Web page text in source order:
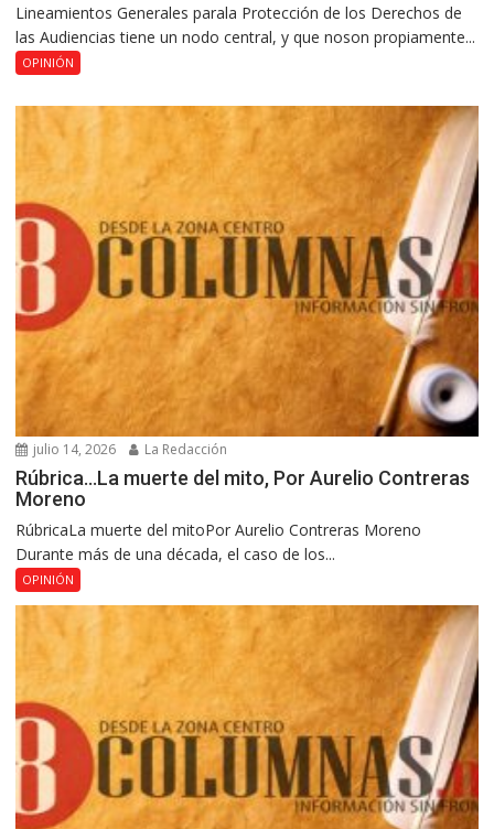
Lineamientos Generales parala Protección de los Derechos de
las Audiencias tiene un nodo central, y que noson propiamente...
OPINIÓN
julio 14, 2026 La Redacción
Rúbrica…La muerte del mito, Por Aurelio Contreras
Moreno
RúbricaLa muerte del mitoPor Aurelio Contreras Moreno
Durante más de una década, el caso de los...
OPINIÓN